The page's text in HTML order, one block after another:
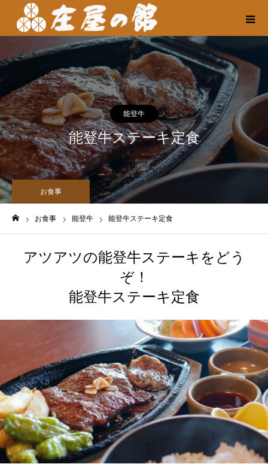
能登牛
能登牛ステーキ定食
お食事
お食事 能登牛 能登牛ステーキ定食
アツアツの能登牛ステーキをどう
ぞ！
能登牛ステーキ定食